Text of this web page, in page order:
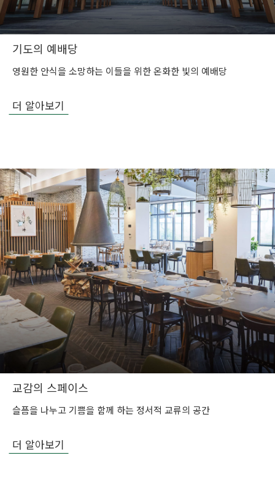
기도의 예배당
영원한 안식을 소망하는 이들을 위한 온화한 빛의 예배당
더 알아보기
교감의 스페이스
슬픔을 나누고 기쁨을 함께 하는 정서적 교류의 공간
더 알아보기